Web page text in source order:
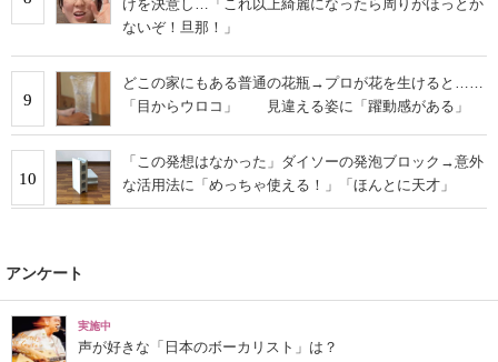
けを決意し…「これ以上綺麗になったら周りがほっとか
ないぞ！旦那！」
9
どこの家にもある普通の花瓶→プロが花を生けると……
「目からウロコ」 見違える姿に「躍動感がある」
10
「この発想はなかった」ダイソーの発泡ブロック→意外
な活用法に「めっちゃ使える！」「ほんとに天才」
アンケート
実施中
声が好きな「日本のボーカリスト」は？